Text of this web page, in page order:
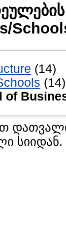
(14)
(14)
of
სიიდან.